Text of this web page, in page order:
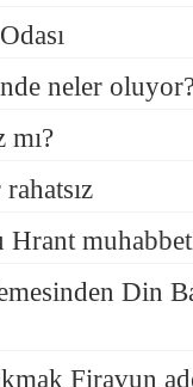
neler
mı?
Hrant
Din
Firavun